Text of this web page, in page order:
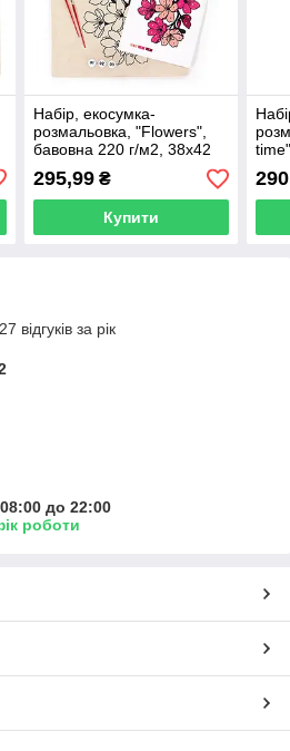
Набір, екосумка-
розмальовка, "Flowers",
бавовна 220 г/м2, 38х42
295,99₴
Купити
відгуків за рік
до 22:00
роботи